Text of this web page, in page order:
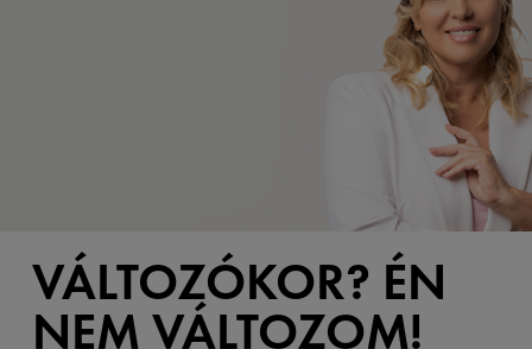
VÁLTOZÓKOR? ÉN
NEM VÁLTOZOM!